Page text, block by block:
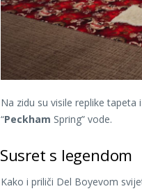
Na zidu su visile replike
“Peckham Spring” vode.
Susret s legendom
Kako i priliči Del Boyevom